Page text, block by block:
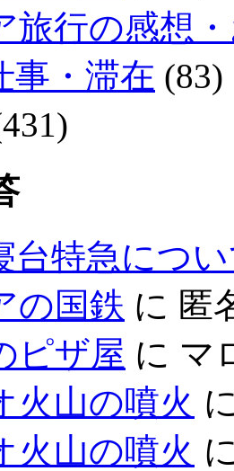
旅行の感想
事・滞在 (83)
台特急につ
の国鉄 に 匿
ピザ屋 に マ
火山の噴火
火山の噴火